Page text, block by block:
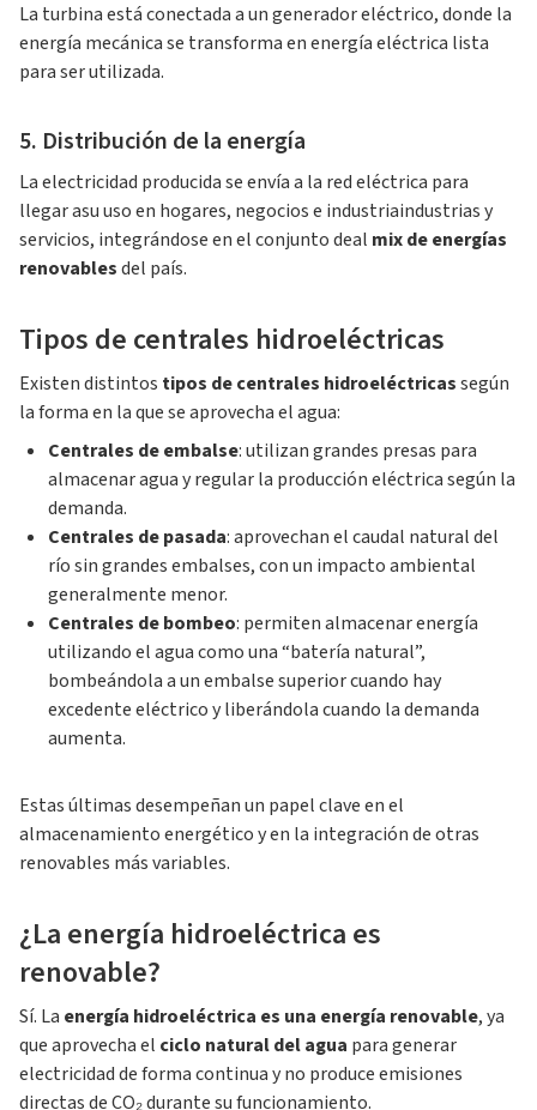
La turbina está conectada a un generador eléctrico, donde la
energía mecánica se transforma en energía eléctrica lista
para ser utilizada.
5. Distribución de la energía
La electricidad producida se envía a la red eléctrica para
llegar asu uso en hogares, negocios e industriaindustrias y
servicios, integrándose en el conjunto deal mix de energías
renovablesdel país.
Tipos de centrales hidroeléctricas
Existen distintos tipos de centrales hidroeléctricassegún
la forma en la que se aprovecha el agua:
Centrales de embalse: utilizan grandes presas para
almacenar agua y regular la producción eléctrica según la
demanda.
Centrales de pasada: aprovechan el caudal natural del
río sin grandes embalses, con un impacto ambiental
generalmente menor.
Centrales de bombeo: permiten almacenar energía
utilizando el agua como una “batería natural”,
bombeándola a un embalse superior cuando hay
excedente eléctrico y liberándola cuando la demanda
aumenta.
Estas últimas desempeñan un papel clave en el
almacenamiento energético y en la integración de otras
renovables más variables.
¿La energía hidroeléctrica es
renovable?
Sí. La energía hidroeléctrica es una energía renovable, ya
que aprovecha el ciclo natural del agua para generar
electricidad de forma continua y no produce emisiones
directas de CO₂ durante su funcionamiento.